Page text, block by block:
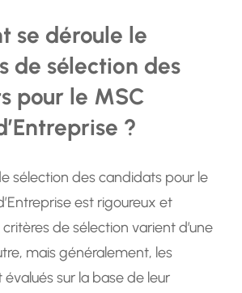
se déroule le
de sélection des
pour le MSC
?
sélection des candidats pour le
est rigoureux et
de sélection varient d’une
mais généralement, les
sur la base de leur